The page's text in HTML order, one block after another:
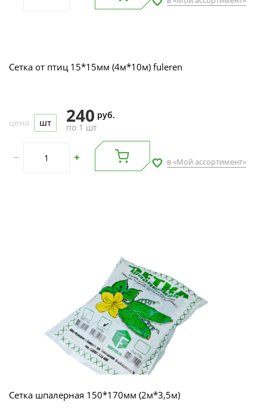
Сетка от птиц 15*15мм (4м*10м) fuleren
цена шт 240 руб.
по 1 шт
в «Мой ассортимент»
Сетка шпалерная 150*170мм (2м*3,5м)